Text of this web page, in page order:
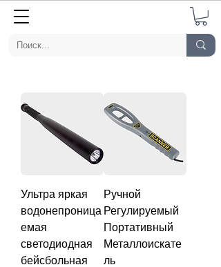
Ультра яркая
водонепроница
емая
светодиодная
бейсбольная
Ручной
Регулируемый
Портативный
Металлоискате
ль